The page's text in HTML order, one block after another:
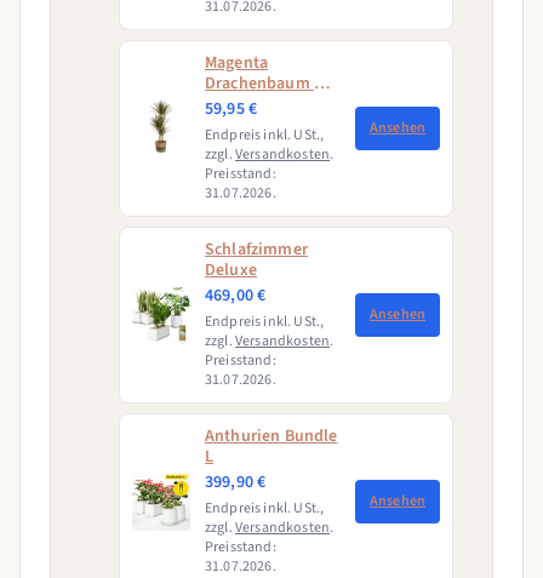
31.07.2026.
Magenta
Drachenbaum mit
Korb (Dracaena
Marginata
Magenta)
59,95 €
Endpreis inkl. USt.,
zzgl.Versandkosten.
Preisstand:
31.07.2026.
Ansehen
Schlafzimmer
Deluxe
469,00 €
Endpreis inkl. USt.,
zzgl.Versandkosten.
Preisstand:
31.07.2026.
Ansehen
Anthurien Bundle
L
399,90 €
Endpreis inkl. USt.,
zzgl.Versandkosten.
Preisstand:
31.07.2026.
Ansehen